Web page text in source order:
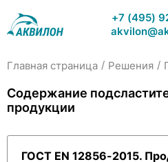
+7 (495)
Главная страница / Решения /
Содержание
продукции
ГОСТ EN 12856-2015.